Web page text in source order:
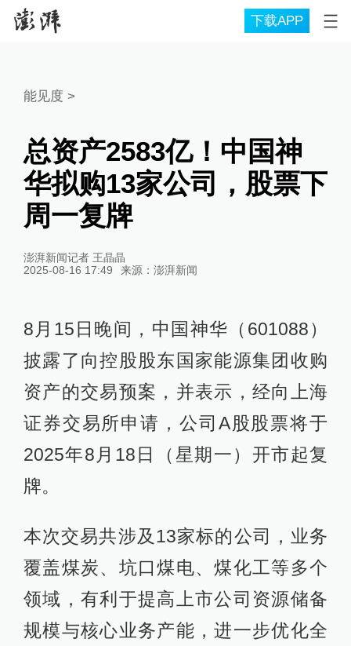
下载APP
能见度 >
总资产2583亿！中国神
华拟购13家公司，股票下
周一复牌
澎湃新闻记者 王晶晶
2025-08-16 17:49
来源： 澎湃新闻
8月15日晚间，中国神华（601088）
披露了向控股股东国家能源集团收购
资产的交易预案，并表示，经向上海
证券交易所申请，公司A股股票将于
2025年8月18日（星期一）开市起复
牌。
本次交易共涉及13家标的公司，业务
覆盖煤炭、坑口煤电、煤化工等多个
领域，有利于提高上市公司资源储备
规模与核心业务产能，进一步优化全